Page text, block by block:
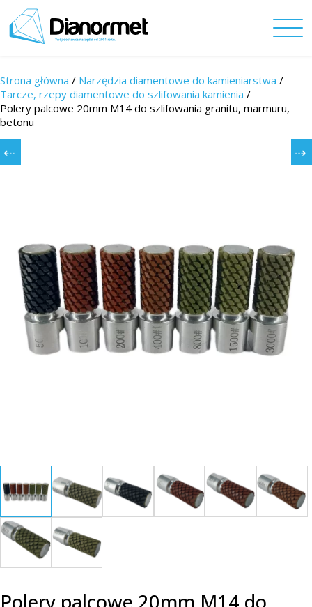
Strona główna / Narzędzia diamentowe do kamieniarstwa /
Tarcze, rzepy diamentowe do szlifowania kamienia /
Polery palcowe 20mm M14 do szlifowania granitu, marmuru,
betonu